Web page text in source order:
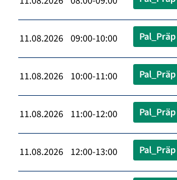
11.08.2026 09:00-10:00 Pal_Präp
11.08.2026 10:00-11:00 Pal_Präp
11.08.2026 11:00-12:00 Pal_Präp
11.08.2026 12:00-13:00 Pal_Präp